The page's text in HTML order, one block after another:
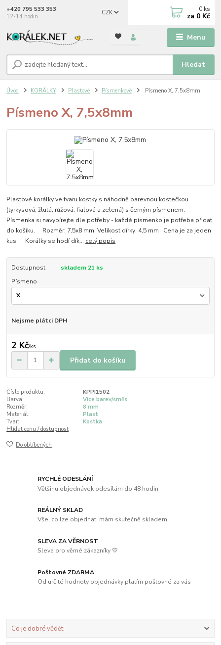
Menu
CZK
Hledat
+420 795 533 353
12-14 hodin
0 ks
za 0 Kč
Úvod KORÁLKY Plastové Písmenkové Písmeno X, 7,5x8mm
Písmeno X, 7,5x8mm
Plastové korálky ve tvaru kostky s náhodně barevnou kostečkou
(tyrkysová, žlutá, růžová, fialová a zelená) s černým písmenem.
Písmenka si navybírejte dle potřeby - každé písmenko je potřeba přidat
do košíku. Rozměr: 7,5x8 mm Velikost dírky: 4,5 mm Cena je za jeden
kus. Korálky se hodí dík... celý popis
Dostupnost
skladem 21 ks
Písmeno
Nejsme plátci DPH
2 Kč/ks
Přidat do košíku
Číslo produktu:
KPPI1502
Barva:
Více barev/směs
Rozměr:
8 mm
Materiál:
Plast
Tvar:
Kostka
Hlídat cenu / dostupnost
Do oblíbených
RYCHLÉ ODESLÁNÍ
Většinu objednávek odesílám do 48 hodin
REÁLNÝ SKLAD
Vše, co lze objednat, mám skutečně skladem
SLEVA ZA VĚRNOST
Sleva pro věrné zákazníky 💛
Poštovné ZDARMA
Od určité hodnoty objednávky platím poštovné za vás
Co je dobré vědět: